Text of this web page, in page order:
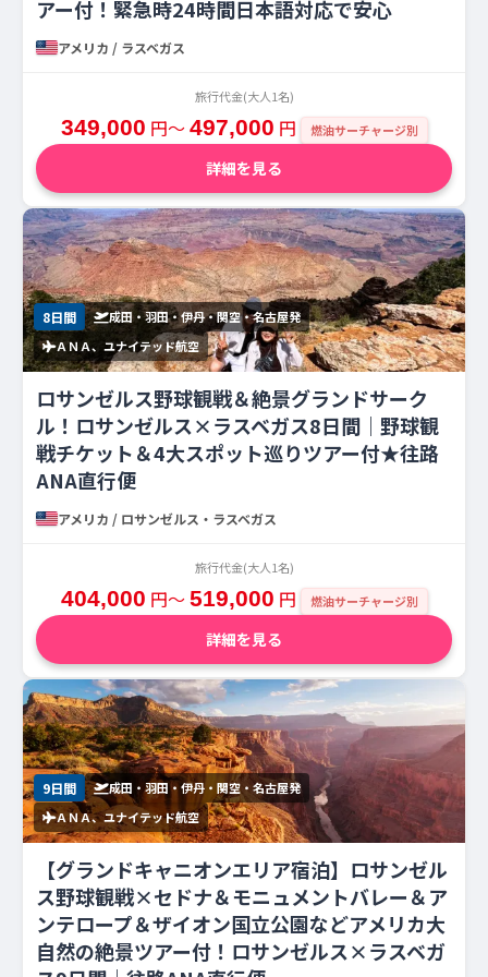
アー付！緊急時24時間日本語対応で安心
アメリカ / ラスベガス
旅行代金(大人1名)
349,000 円〜497,000 円 燃油サーチャージ別
詳細を見る
8日間
成田・羽田・伊丹・関空・名古屋発
ＡＮＡ、ユナイテッド航空
ロサンゼルス野球観戦＆絶景グランドサーク
ル！ロサンゼルス×ラスベガス8日間｜野球観
戦チケット＆4大スポット巡りツアー付★往路
ANA直行便
アメリカ / ロサンゼルス・ラスベガス
旅行代金(大人1名)
404,000 円〜519,000 円 燃油サーチャージ別
詳細を見る
9日間
成田・羽田・伊丹・関空・名古屋発
ＡＮＡ、ユナイテッド航空
【グランドキャニオンエリア宿泊】ロサンゼル
ス野球観戦×セドナ＆モニュメントバレー＆ア
ンテロープ＆ザイオン国立公園などアメリカ大
自然の絶景ツアー付！ロサンゼルス×ラスベガ